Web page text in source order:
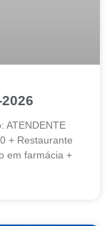
ATENDENTE
+ Restaurante
em farmácia +